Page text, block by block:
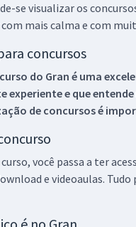
se visualizar os
mais calma e com
concursos
do Gran é uma
experiente e que
de concursos é
você passa a ter
e videoaulas.